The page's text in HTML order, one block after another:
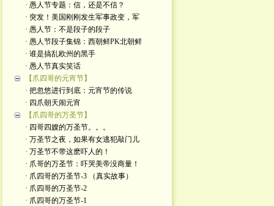
· 愚人节专题：信，还是不信？
· 突发！美国刚刚发生军事政变，军
· 愚人节：不是段子的段子
· 愚人节段子集锦：西朝鲜PK北朝鲜
· 谁是搞乱欧州的黑手
· 愚人节真实笑话
【爪四哥的元宵节】
· 把忽悠进行到底：元宵节的传说
· 四爪朝天闹元宵
【爪四哥的万圣节】
· 四哥四嫂的万圣节。。。
· 万圣节之夜，如果有女逃犯敲门儿
· 万圣节不带这麽吓人的！
· 爪哥的万圣节：吓哭美帝没商量！
· 爪四哥的万圣节-3 （真实故事）
· 爪四哥的万圣节-2
· 爪四哥的万圣节-1